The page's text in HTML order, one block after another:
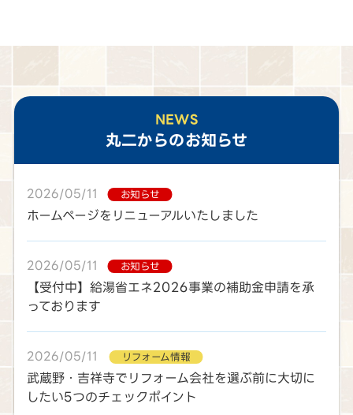
NEWS
丸二からのお知らせ
2026/05/11 お知らせ
ホームページをリニューアルいたしました
2026/05/11 お知らせ
【受付中】給湯省エネ2026事業の補助金申請を承
っております
2026/05/11 リフォーム情報
武蔵野・吉祥寺でリフォーム会社を選ぶ前に大切に
したい5つのチェックポイント